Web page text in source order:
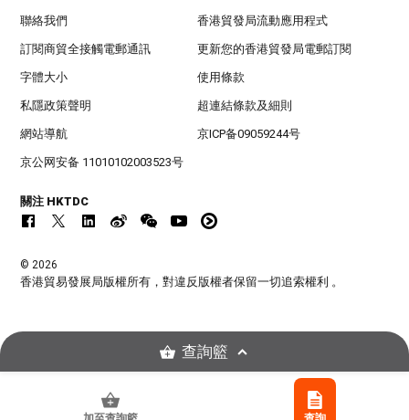
聯絡我們 香港貿發局流動應用程式
訂閱商貿全接觸電郵通訊 更新您的香港貿發局電郵訂閱
字體大小 使用條款
私隱政策聲明 超連結條款及細則
網站導航 京ICP备09059244号
京公网安备 11010102003523号
關注 HKTDC
© 2026
香港貿易發展局版權所有，對違反版權者保留一切追索權利 。
查詢籃